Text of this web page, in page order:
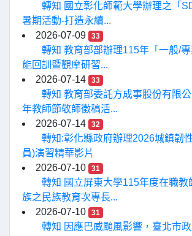
轉知 國立彰化師範大學辦理之「
暑期活動-打造永續...
2026-07-09
33
轉知 教育部部辦理115年「一般/
能回訓暨觀摩研習...
2026-07-14
33
轉知 教育部委託方成事股份有限
年教師節敬師徵稿活...
2026-07-14
32
轉知:彰化縣政府辦理2026城鎮韌
員)演習精華影片
2026-07-10
31
轉知 國立屏東大學115年度在職教
族之民族教育次專長...
2026-07-10
31
轉知 因應巴威颱風影響，臺北市